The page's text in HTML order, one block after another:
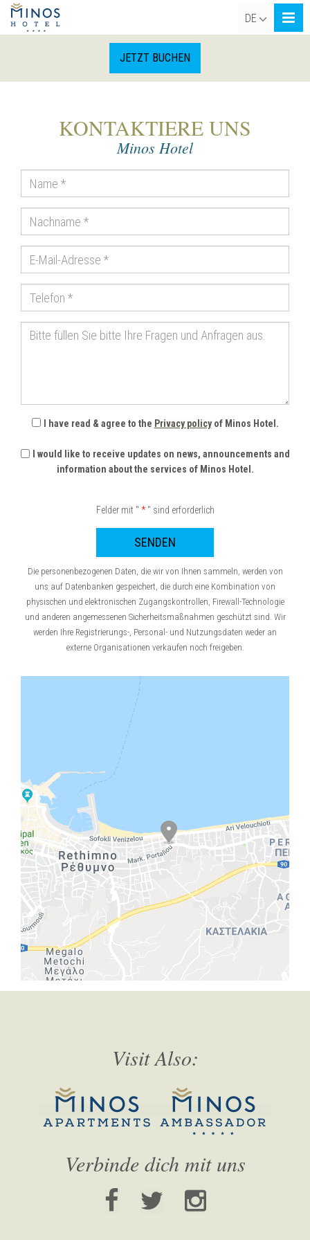
DE
JETZT BUCHEN
KONTAKTIERE UNS
Minos Hotel
Adresse
Bitte
füllen
Fragen
und
aus.
I have read & agree to the Privacy policyof Minos Hotel.
I would like to receive updates on news, announcements and
information about the services of Minos Hotel.
Felder mit " *" sind erforderlich
SENDEN
Die personenbezogenen Daten, die wir von Ihnen sammeln, werden von
uns auf Datenbanken gespeichert, die durch eine Kombination von
physischen und elektronischen Zugangskontrollen, Firewall-Technologie
und anderen angemessenen Sicherheitsmaßnahmen geschützt sind. Wir
werden Ihre Registrierungs-, Personal- und Nutzungsdaten weder an
externe Organisationen verkaufen noch freigeben.
Visit Also:
Verbinde dich mit uns